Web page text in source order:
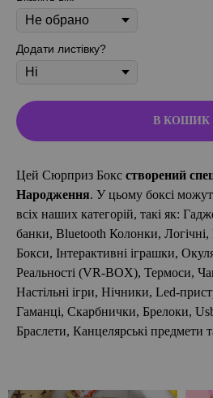
Додати листівку?
В КОШИК
Цей Сюрприз Бокс створений
Народження. У цьому боксі
всіх наших категорій, такі як:
банки, Bluetooth Колонки,
Бокси, Інтерактивні іграшки,
Реальності (VR-BOX), Термоси,
Настільні ігри, Нічники, Led-
Гаманці, Скарбнички, Брелоки,
Браслети, Канцелярські предмети